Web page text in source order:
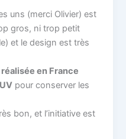
uns (merci Olivier) est
gros, ni trop petit
et le design est très
réalisée en France
pour conserver les
bon, et l’initiative est